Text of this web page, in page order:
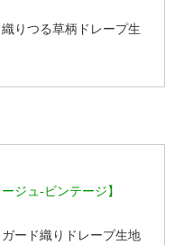
りつる草柄ドレープ生
ジュ-ビンテージ】
ード織りドレープ生地